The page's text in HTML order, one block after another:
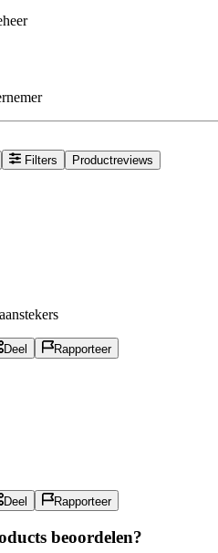
Filters Productreviews
Deel Rapporteer
Deel Rapporteer
beoordelen?